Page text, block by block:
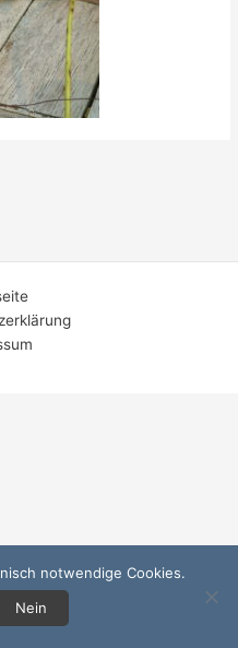
notwendige Cookies.
Nein